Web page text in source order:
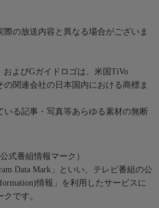
の放送内容と異なる場合がございま
およびGガイドロゴは、米国TiVo
の関連会社の日本国内における商標ま
いる記事・写真等あらゆる素材の無断
式番組情報マーク）
Data Mark」といい、テレビ番組の公
情報」を利用したサービスに
です。